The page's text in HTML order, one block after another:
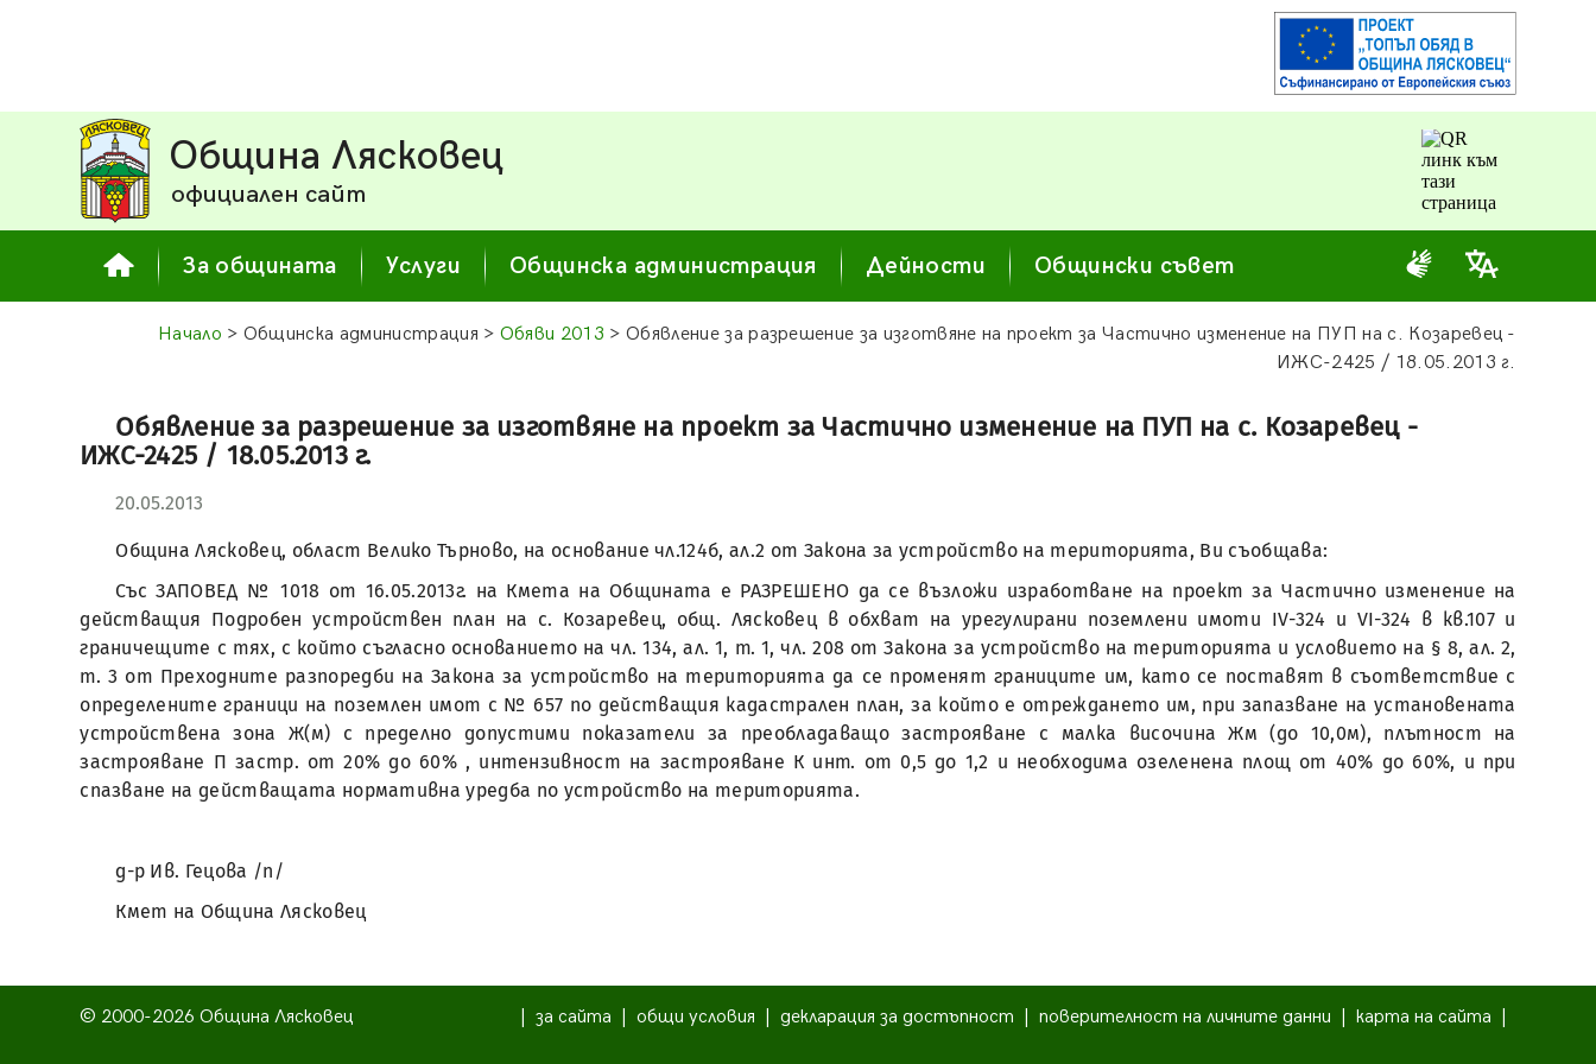
Община Лясковец
официален сайт
За общината Услуги Общинска администрация Дейности Общински съвет
Начало > Общинска администрация > Обяви 2013 > Обявление за разрешение за изготвяне на проект за Частично изменение на ПУП на с. Козаревец -
ИЖС-2425 / 18.05.2013 г.
Обявление за разрешение за изготвяне на проект за Частично изменение на ПУП на с. Козаревец -
ИЖС-2425 / 18.05.2013 г.
20.05.2013
Община Лясковец, област Велико Търново, на основание чл.124б, ал.2 от Закона за устройство на територията, Ви съобщава:
Със ЗАПОВЕД № 1018 от 16.05.2013г. на Кмета на Общината е РАЗРЕШЕНО да се възложи изработване на проект за Частично изменение на
действащия Подробен устройствен план на с. Козаревец, общ. Лясковец в обхват на урегулирани поземлени имоти ІV-324 и VІ-324 в кв.107 и
граничещите с тях, с който съгласно основанието на чл. 134, ал. 1, т. 1, чл. 208 от Закона за устройство на територията и условието на § 8, ал. 2,
т. 3 от Преходните разпоредби на Закона за устройство на територията да се променят границите им, като се поставят в съответствие с
определените граници на поземлен имот с № 657 по действащия кадастрален план, за който е отреждането им, при запазване на установената
устройствена зона Ж(м) с пределно допустими показатели за преобладаващо застрояване с малка височина Жм (до 10,0м), плътност на
застрояване П застр. от 20% до 60% , интензивност на застрояване К инт. от 0,5 до 1,2 и необходима озеленена площ от 40% до 60%, и при
спазване на действащата нормативна уредба по устройство на територията.
д-р Ив. Гецова /п/
Кмет на Община Лясковец
© 2000-2026 Община Лясковец за сайта общи условия декларация за достъпност поверителност на личните данни карта на сайта